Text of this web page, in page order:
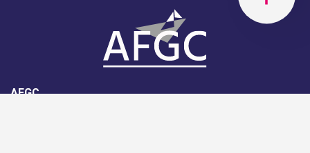
AFGC